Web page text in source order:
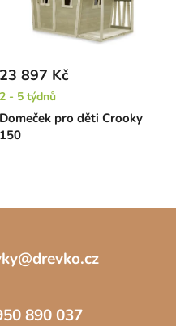
Domeček pro děti Crooky
150
23 897 Kč
2 - 5 týdnů
@drevko.cz
890 037